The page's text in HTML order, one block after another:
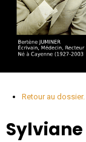
Retour au dossier.
Sylviane